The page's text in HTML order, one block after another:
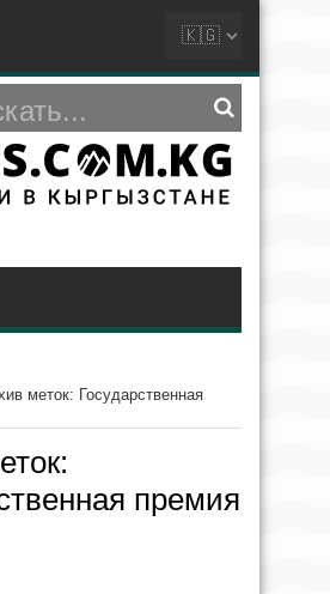
меток: Государственная
премия